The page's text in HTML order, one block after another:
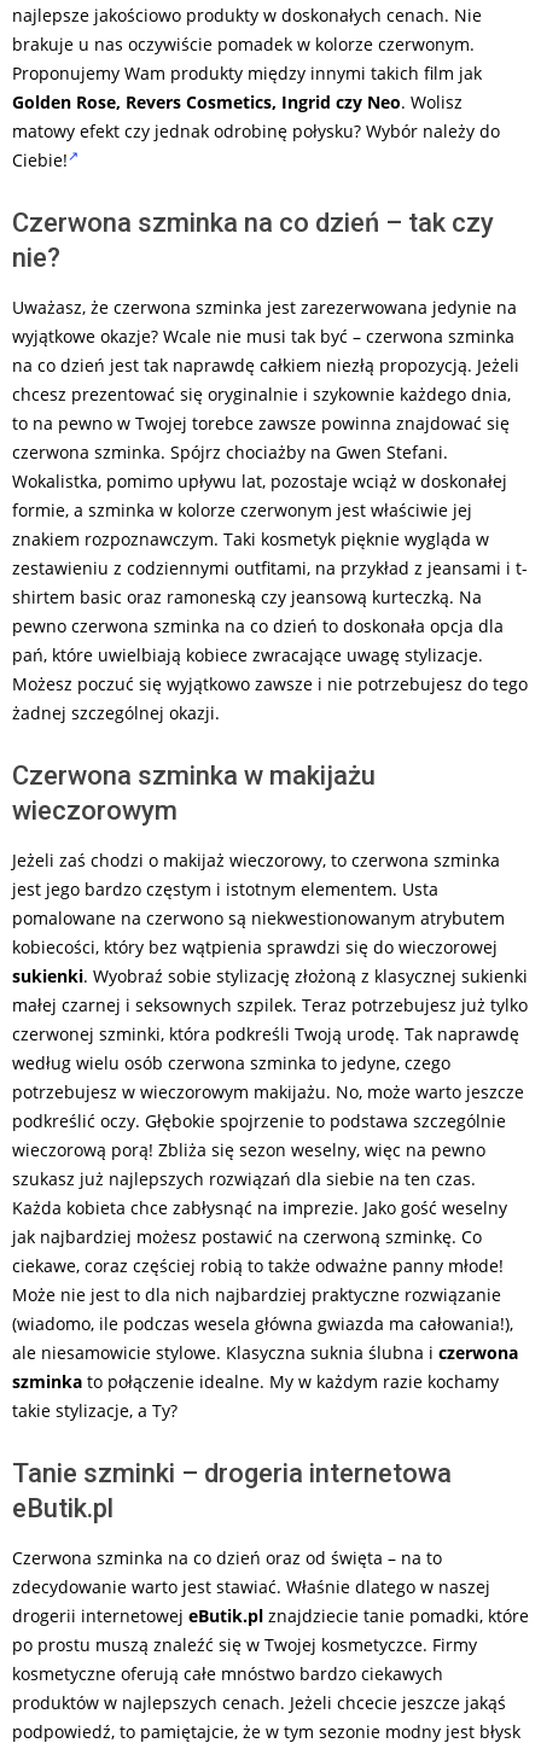
najlepsze jakościowo produkty w doskonałych cenach. Nie
brakuje u nas oczywiście pomadek w kolorze czerwonym.
Proponujemy Wam produkty między innymi takich film jak
Golden Rose, Revers Cosmetics, Ingrid czy Neo. Wolisz
matowy efekt czy jednak odrobinę połysku? Wybór należy do
Ciebie!
Czerwona szminka na co dzień – tak czy
nie?
Uważasz, że czerwona szminka jest zarezerwowana jedynie na
wyjątkowe okazje? Wcale nie musi tak być – czerwona szminka
na co dzień jest tak naprawdę całkiem niezłą propozycją. Jeżeli
chcesz prezentować się oryginalnie i szykownie każdego dnia,
to na pewno w Twojej torebce zawsze powinna znajdować się
czerwona szminka. Spójrz chociażby na Gwen Stefani.
Wokalistka, pomimo upływu lat, pozostaje wciąż w doskonałej
formie, a szminka w kolorze czerwonym jest właściwie jej
znakiem rozpoznawczym. Taki kosmetyk pięknie wygląda w
zestawieniu z codziennymi outfitami, na przykład z jeansami i t-
shirtem basic oraz ramoneską czy jeansową kurteczką. Na
pewno czerwona szminka na co dzień to doskonała opcja dla
pań, które uwielbiają kobiece zwracające uwagę stylizacje.
Możesz poczuć się wyjątkowo zawsze i nie potrzebujesz do tego
żadnej szczególnej okazji.
Czerwona szminka w makijażu
wieczorowym
Jeżeli zaś chodzi o makijaż wieczorowy, to czerwona szminka
jest jego bardzo częstym i istotnym elementem. Usta
pomalowane na czerwono są niekwestionowanym atrybutem
kobiecości, który bez wątpienia sprawdzi się do wieczorowej
sukienki. Wyobraź sobie stylizację złożoną z klasycznej sukienki
małej czarnej i seksownych szpilek. Teraz potrzebujesz już tylko
czerwonej szminki, która podkreśli Twoją urodę. Tak naprawdę
według wielu osób czerwona szminka to jedyne, czego
potrzebujesz w wieczorowym makijażu. No, może warto jeszcze
podkreślić oczy. Głębokie spojrzenie to podstawa szczególnie
wieczorową porą! Zbliża się sezon weselny, więc na pewno
szukasz już najlepszych rozwiązań dla siebie na ten czas.
Każda kobieta chce zabłysnąć na imprezie. Jako gość weselny
jak najbardziej możesz postawić na czerwoną szminkę. Co
ciekawe, coraz częściej robią to także odważne panny młode!
Może nie jest to dla nich najbardziej praktyczne rozwiązanie
(wiadomo, ile podczas wesela główna gwiazda ma całowania!),
ale niesamowicie stylowe. Klasyczna suknia ślubna i czerwona
szminka to połączenie idealne. My w każdym razie kochamy
takie stylizacje, a Ty?
Tanie szminki – drogeria internetowa
eButik.pl
Czerwona szminka na co dzień oraz od święta – na to
zdecydowanie warto jest stawiać. Właśnie dlatego w naszej
drogerii internetowej eButik.pl znajdziecie tanie pomadki, które
po prostu muszą znaleźć się w Twojej kosmetyczce. Firmy
kosmetyczne oferują całe mnóstwo bardzo ciekawych
produktów w najlepszych cenach. Jeżeli chcecie jeszcze jakąś
podpowiedź, to pamiętajcie, że w tym sezonie modny jest błysk